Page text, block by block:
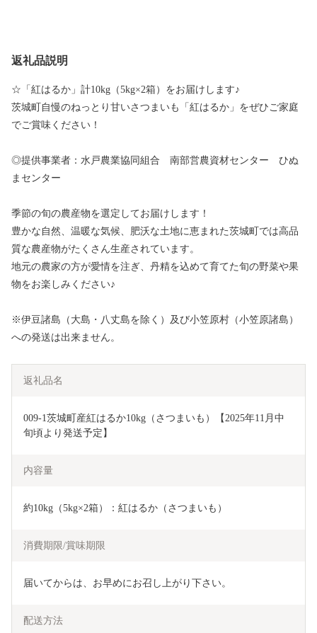
返礼品説明
☆「紅はるか」計10kg（5kg×2箱）をお届けします♪
茨城町自慢のねっとり甘いさつまいも「紅はるか」をぜひご家庭
でご賞味ください！
◎提供事業者：水戸農業協同組合 南部営農資材センター ひぬ
まセンター
季節の旬の農産物を選定してお届けします！
豊かな自然、温暖な気候、肥沃な土地に恵まれた茨城町では高品
質な農産物がたくさん生産されています。
地元の農家の方が愛情を注ぎ、丹精を込めて育てた旬の野菜や果
物をお楽しみください♪
※伊豆諸島（大島・八丈島を除く）及び小笠原村（小笠原諸島）
への発送は出来ません。
返礼品名
009-1茨城町産紅はるか10kg（さつまいも）【2025年11月中
旬頃より発送予定】
内容量
約10kg（5kg×2箱）：紅はるか（さつまいも）
消費期限/賞味期限
届いてからは、お早めにお召し上がり下さい。
配送方法